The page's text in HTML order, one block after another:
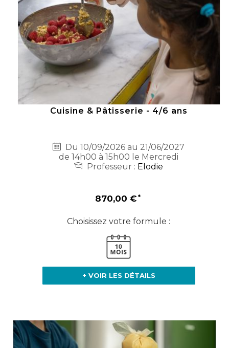
Cuisine & Pâtisserie - 4/6 ans
Du 10/09/2026 au 21/06/2027
de 14h00 à 15h00 le Mercredi
Professeur : Elodie
870,00 €
Choisissez votre formule :
+ VOIR LES DÉTAILS